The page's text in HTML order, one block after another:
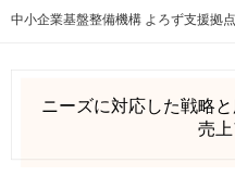
中小企業基盤整備機構 よろず支援拠点
ニーズに対応した戦略
売